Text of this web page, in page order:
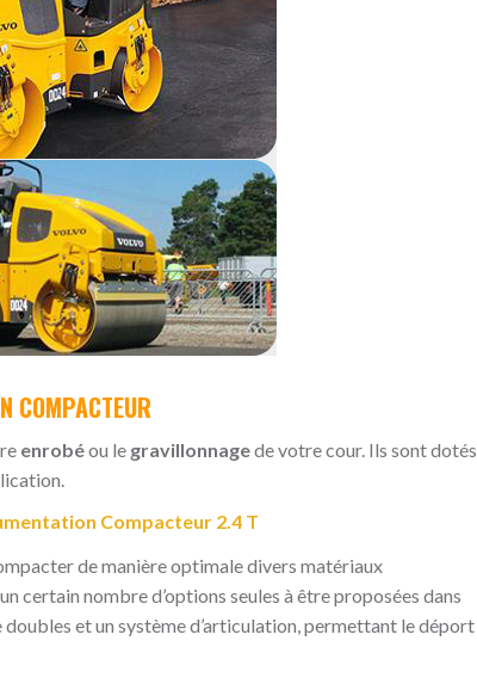
COMPACTEUR
enrobéou le gravillonnagede votre cour. Ils sont dotés
Compacteur 2.4 T
de manière optimale divers matériaux
certain nombre d’options seules à être proposées dans
et un système d’articulation, permettant le déport